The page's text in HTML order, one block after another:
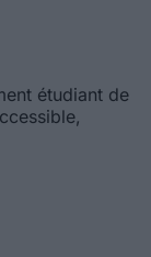
étudiant de